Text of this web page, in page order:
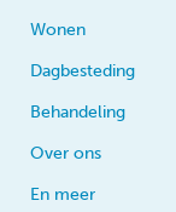
Wonen
Dagbesteding
Behandeling
Over ons
En meer